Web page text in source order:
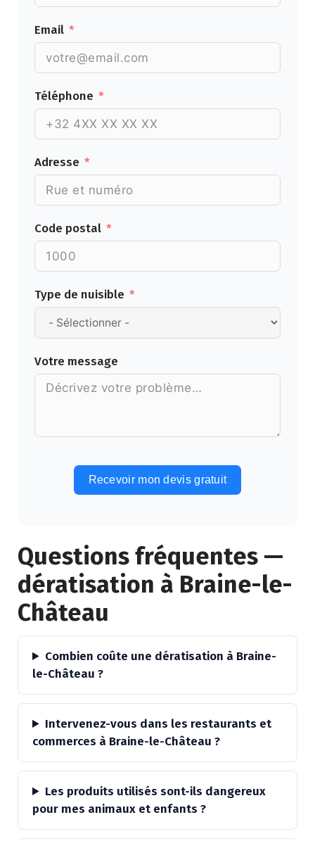
Email
Téléphone
Adresse
Code postal
Type de nuisible
Votre message
Recevoir mon devis gratuit
Questions fréquentes —
dératisation à Braine-le-
Château
Combien coûte une dératisation à Braine-
le-Château ?
Intervenez-vous dans les restaurants et
commerces à Braine-le-Château ?
Les produits utilisés sont-ils dangereux
pour mes animaux et enfants ?